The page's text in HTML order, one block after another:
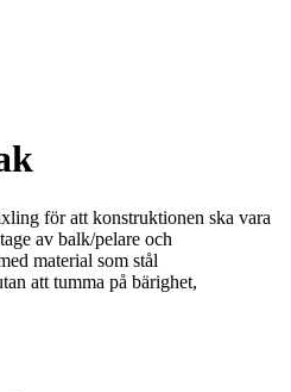
för att konstruktionen ska vara
av balk/pelare och
material som stål
att tumma på bärighet,